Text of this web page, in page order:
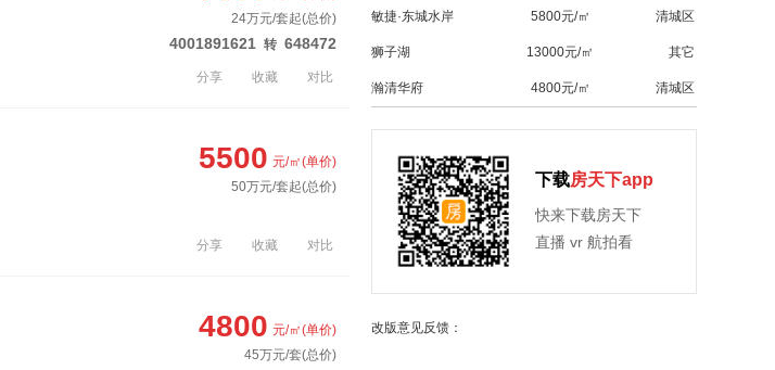
4001891621 转 648472
24万元/套起(总价)
分享 收藏 对比
5500 元/㎡(单价)
50万元/套起(总价)
分享 收藏 对比
4800 元/㎡(单价)
45万元/套(总价)
敏捷·东城水岸 5800元/㎡ 清城区
狮子湖 13000元/㎡ 其它
瀚清华府 4800元/㎡ 清城区
下载房天下app
快来下载房天下
直播 vr 航拍看
改版意见反馈：